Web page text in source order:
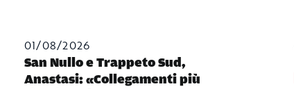
01/08/2026
San Nullo e Trappeto Sud,
Anastasi: «Collegamenti più